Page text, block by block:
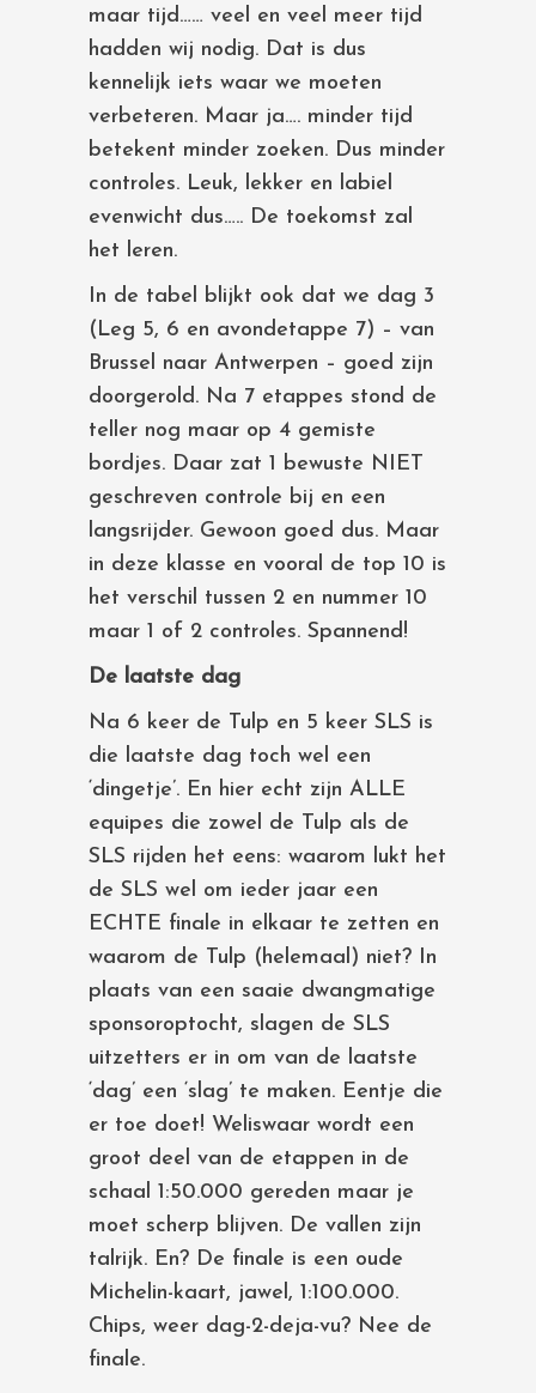
maar tijd…… veel en veel meer tijd
hadden wij nodig. Dat is dus
kennelijk iets waar we moeten
verbeteren. Maar ja…. minder tijd
betekent minder zoeken. Dus minder
controles. Leuk, lekker en labiel
evenwicht dus….. De toekomst zal
het leren.
In de tabel blijkt ook dat we dag 3
(Leg 5, 6 en avondetappe 7) – van
Brussel naar Antwerpen – goed zijn
doorgerold. Na 7 etappes stond de
teller nog maar op 4 gemiste
bordjes. Daar zat 1 bewuste NIET
geschreven controle bij en een
langsrijder. Gewoon goed dus. Maar
in deze klasse en vooral de top 10 is
het verschil tussen 2 en nummer 10
maar 1 of 2 controles. Spannend!
De laatste dag
Na 6 keer de Tulp en 5 keer SLS is
die laatste dag toch wel een
‘dingetje’. En hier echt zijn ALLE
equipes die zowel de Tulp als de
SLS rijden het eens: waarom lukt het
de SLS wel om ieder jaar een
ECHTE finale in elkaar te zetten en
waarom de Tulp (helemaal) niet? In
plaats van een saaie dwangmatige
sponsoroptocht, slagen de SLS
uitzetters er in om van de laatste
‘dag’ een ‘slag’ te maken. Eentje die
er toe doet! Weliswaar wordt een
groot deel van de etappen in de
schaal 1:50.000 gereden maar je
moet scherp blijven. De vallen zijn
talrijk. En? De finale is een oude
Michelin-kaart, jawel, 1:100.000.
Chips, weer dag-2-deja-vu? Nee de
finale.